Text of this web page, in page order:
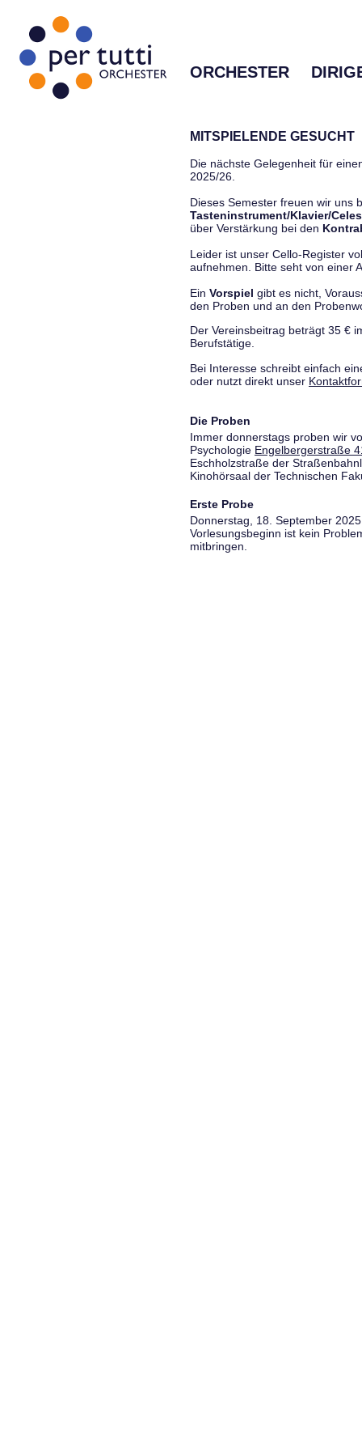
ORCHESTER
MITSPIELENDE GESUCHT
Die nächste Gelegenheit für
2025/26.
Dieses Semester freuen wir uns
Tasteninstrument/Klavier/
über Verstärkung bei den
Leider ist unser Cello-Register
aufnehmen. Bitte seht von einer
Ein Vorspiel gibt es nicht,
den Proben und an den
Der Vereinsbeitrag beträgt 35 €
Berufstätige.
Bei Interesse schreibt einfach
oder nutzt direkt unser
Die Proben
Immer donnerstags proben wir
Psychologie Engelbergerstraße
Eschholzstraße der
Kinohörsaal der Technischen
Erste Probe
Donnerstag, 18. September
Vorlesungsbeginn ist kein
mitbringen.